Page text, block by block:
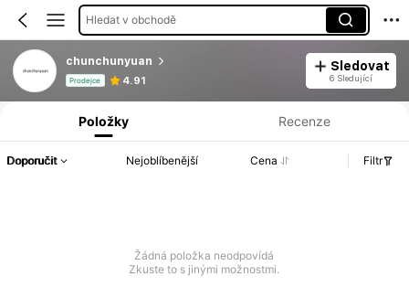
Hledat v obchodě
chunchunyuan
Prodejce 4.91
Sledovat
6 Sledující
Informace o produktu: Zveřejnění ceny, prodejní a skladové údaje.
Položky Recenze
Doporučit Nejoblíbenější Cena Filtr
Žádná položka neodpovídá
Zkuste to s jinými možnostmi.